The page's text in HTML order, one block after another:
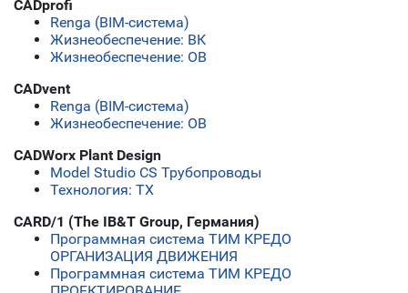
CADprofi
Renga (BIM-система)
Жизнеобеспечение: ВК
Жизнеобеспечение: ОВ
CADvent
Renga (BIM-система)
Жизнеобеспечение: ОВ
CADWorx Plant Design
Model Studio CS Трубопроводы
Технология: ТХ
CARD/1 (The IB&T Group, Германия)
Программная система ТИМ КРЕДО
ОРГАНИЗАЦИЯ ДВИЖЕНИЯ
Программная система ТИМ КРЕДО